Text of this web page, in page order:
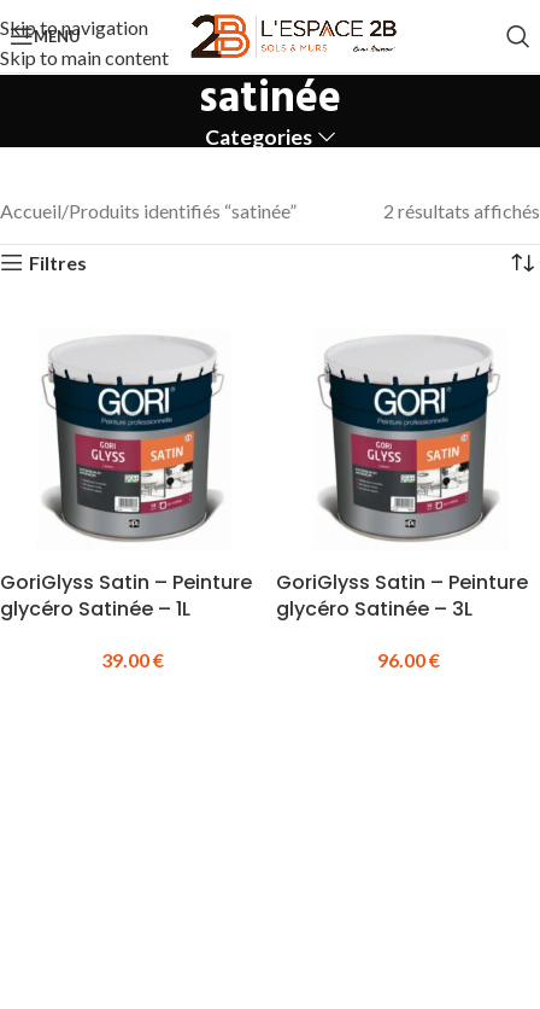
Skip to navigation
Skip to main content
MENU
satinée
Categories
Accueil Produits identifiés “satinée” 2 résultats affichés
Filtres
GoriGlyss Satin – Peinture
glycéro Satinée – 1L
39.00€
GoriGlyss Satin – Peinture
glycéro Satinée – 3L
96.00€